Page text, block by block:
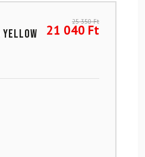
Yellow
25 350Ft
21 040 Ft